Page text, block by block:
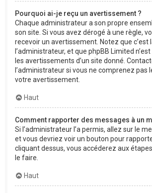
Pourquoi ai-je reçu un avertissement ?
Chaque administrateur a son propre
son site. Si vous avez dérogé à une règle,
recevoir un avertissement. Notez que c’est
l’administrateur, et que phpBB Limited
les avertissements d’un site donné.
l’administrateur si vous ne comprenez pas
votre avertissement.
Haut
Comment rapporter des messages à un
Si l’administrateur l’a permis, allez sur le
et vous devriez voir un bouton pour
cliquant dessus, vous accéderez aux
le faire.
Haut